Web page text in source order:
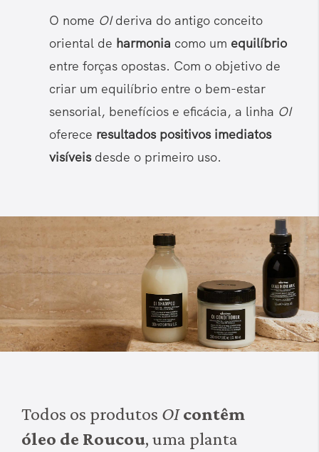
O nome OIderiva do antigo conceito
oriental de harmonia como um equilíbrio
entre forças opostas. Com o objetivo de
criar um equilíbrio entre o bem-estar
sensorial, benefícios e eficácia, a linha OI
oferece resultados positivos imediatos
visíveisdesde o primeiro uso.
Todos os produtos OI contêm
óleo de Roucou, uma planta